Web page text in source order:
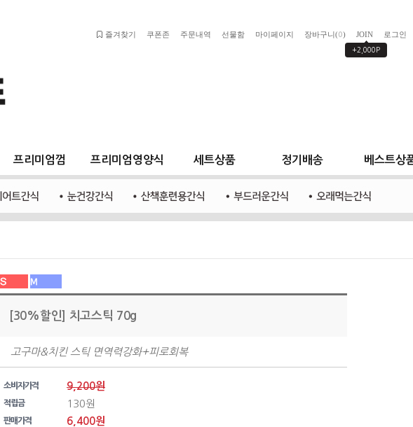
로그인
JOIN
+2,000P
장바구니(0)
마이페이지
선물함
주문내역
쿠폰존
즐겨찾기
프리미엄껌 프리미엄영양식 세트상품 정기배송 베스트상
[30%할인] 치고스틱 70g
고구마&치킨 스틱 면역력강화+피로회복
소비자가격 9,200원
적립금 130원
판매가격 6,400원